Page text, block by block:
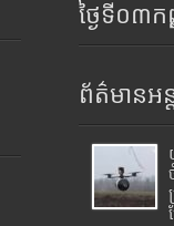
ថ្ងៃទី០៣
ព័ត៌មានអន្